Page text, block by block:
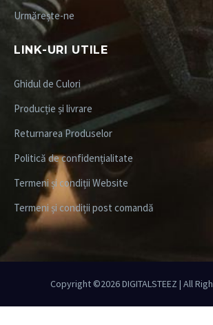
Urmărește-ne
LINK-URI UTILE
Ghidul de Culori
Producție și livrare
Returnarea Produselor
Politică de confidențialitate
Termeni și condiții Website
Termeni și condiții post comandă
Copyright ©2026DIGITALSTEEZ | All